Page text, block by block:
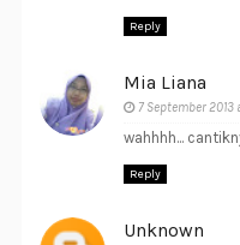
Reply
Mia Liana
7 September 2013
wahhhh...
Reply
Unknown